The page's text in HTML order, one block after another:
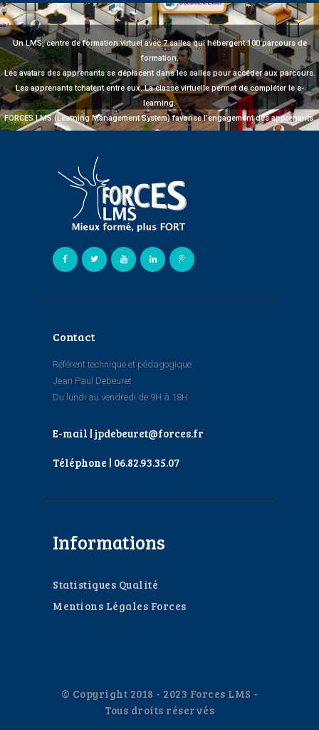
Un LMS, centre de formation virtuel avec 7 salles qui hébergent 100 parcours de
formation.
Les avatars des apprenants se déplacent dans les salles pour accéder aux parcours.
Les apprenants tchatent entre eux. La classe virtuelle permet de compléter le e-
learning.
FORCES LMS (Learning Management System) favorise l’engagement des apprenants.
Contact
Référent technique et pédagogique
Jean Paul Debeuret
Du lundi au vendredi de 9H à 18H
E-mail | jpdebeuret@forces.fr
Téléphone | 06.82.93.35.07
Informations
Statistiques Qualité
Mentions Légales Forces
© Copyright 2018 - 2023 Forces LMS -
Tous droits réservés